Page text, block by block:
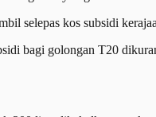
selepas kos subsidi
bagi golongan T20